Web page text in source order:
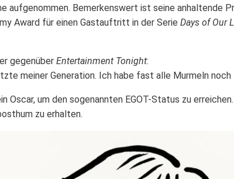
aufgenommen. Bemerkenswert ist seine anhaltende
Award für einen Gastauftritt in der Serie Days of Our
gegenüber Entertainment Tonight:
meiner Generation. Ich habe fast alle Murmeln
Oscar, um den sogenannten EGOT-Status zu
zu erhalten.